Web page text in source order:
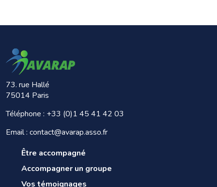
73. rue Hallé
75014 Paris
Téléphone : +33 (0)1 45 41 42 03
Email : contact@avarap.asso.fr
Être accompagné
Accompagner un groupe
Vos témoignages